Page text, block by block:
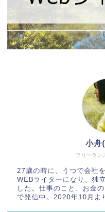
フリーラン
小舟
27歳の時に、うつで会社
WEBライターになり、独
した。仕事のこと、お金
で発信中。2020年10月よ